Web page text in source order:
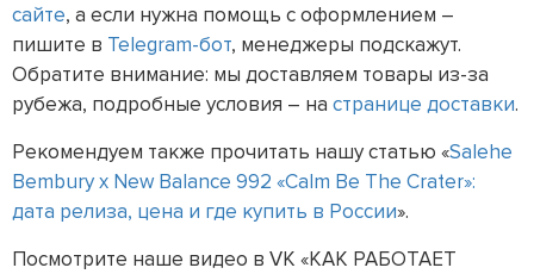
сайте, а если нужна помощь с оформлением –
пишите в Telegram-бот, менеджеры подскажут.
Обратите внимание: мы доставляем товары из-за
рубежа, подробные условия – на странице доставки.
Рекомендуем также прочитать нашу статью «Salehe
Bembury x New Balance 992 «Calm Be The Crater»:
дата релиза, цена и где купить в России».
Посмотрите наше видео в VK «КАК РАБОТАЕТ